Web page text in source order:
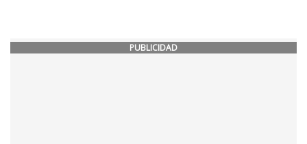
PUBLICIDAD